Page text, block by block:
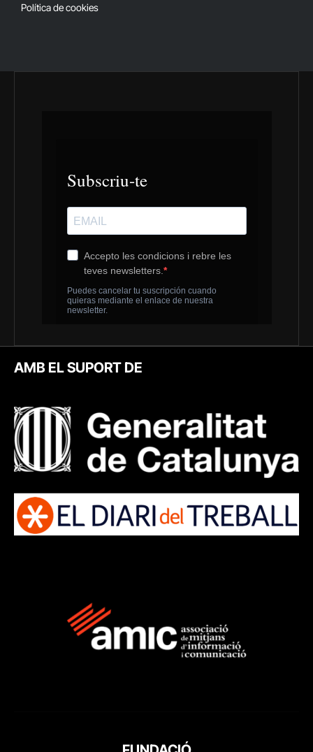
Política de cookies
AMB EL SUPORT DE